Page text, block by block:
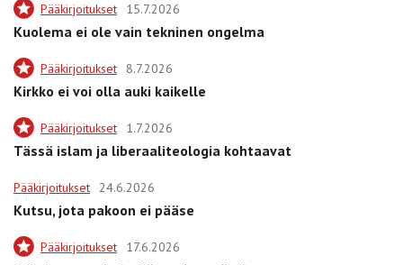
Pääkirjoitukset 15.7.2026
Kuolema ei ole vain tekninen ongelma
Pääkirjoitukset 8.7.2026
Kirkko ei voi olla auki kaikelle
Pääkirjoitukset 1.7.2026
Tässä islam ja liberaaliteologia kohtaavat
Pääkirjoitukset 24.6.2026
Kutsu, jota pakoon ei pääse
Pääkirjoitukset 17.6.2026